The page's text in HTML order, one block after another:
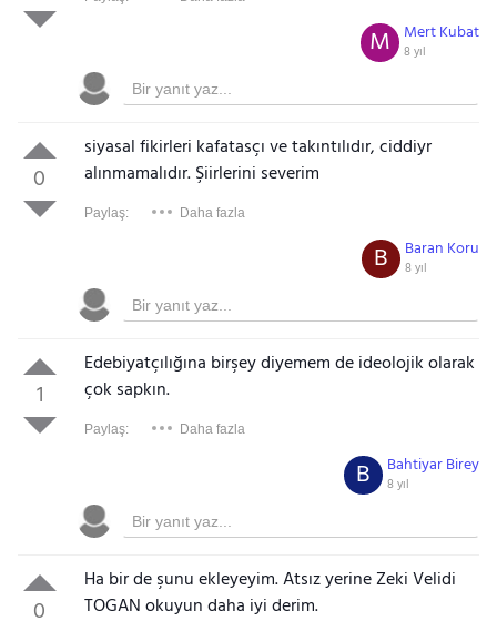
Mert Kubat
8 yıl
M
0
siyasal fikirleri kafatasçı ve takıntılıdır, ciddiyr
alınmamalıdır. Şiirlerini severim
Paylaş: Daha fazla
Baran Koru
8 yıl
B
1
Edebiyatçılığına birşey diyemem de ideolojik olarak
çok sapkın.
Paylaş: Daha fazla
Bahtiyar Birey
8 yıl
B
0
Ha bir de şunu ekleyeyim. Atsız yerine Zeki Velidi
TOGAN okuyun daha iyi derim.